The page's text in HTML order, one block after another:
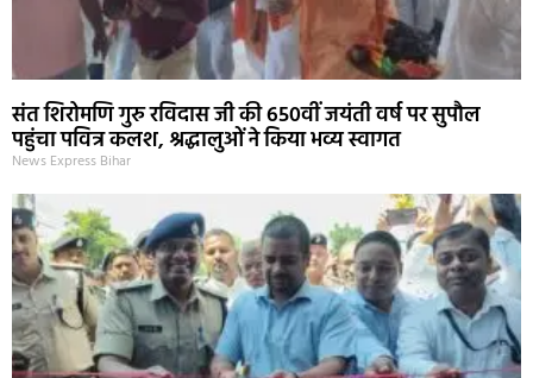
संत शिरोमणि गुरु रविदास जी की 650वीं जयंती वर्ष पर सुपौल
पहुंचा पवित्र कलश, श्रद्धालुओं ने किया भव्य स्वागत
News Express Bihar